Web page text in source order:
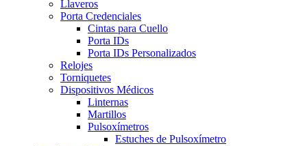
Llaveros
Porta Credenciales
Cintas para Cuello
Porta IDs
Porta IDs Personalizados
Relojes
Torniquetes
Dispositivos Médicos
Linternas
Martillos
Pulsoxímetros
Estuches de Pulsoxímetro